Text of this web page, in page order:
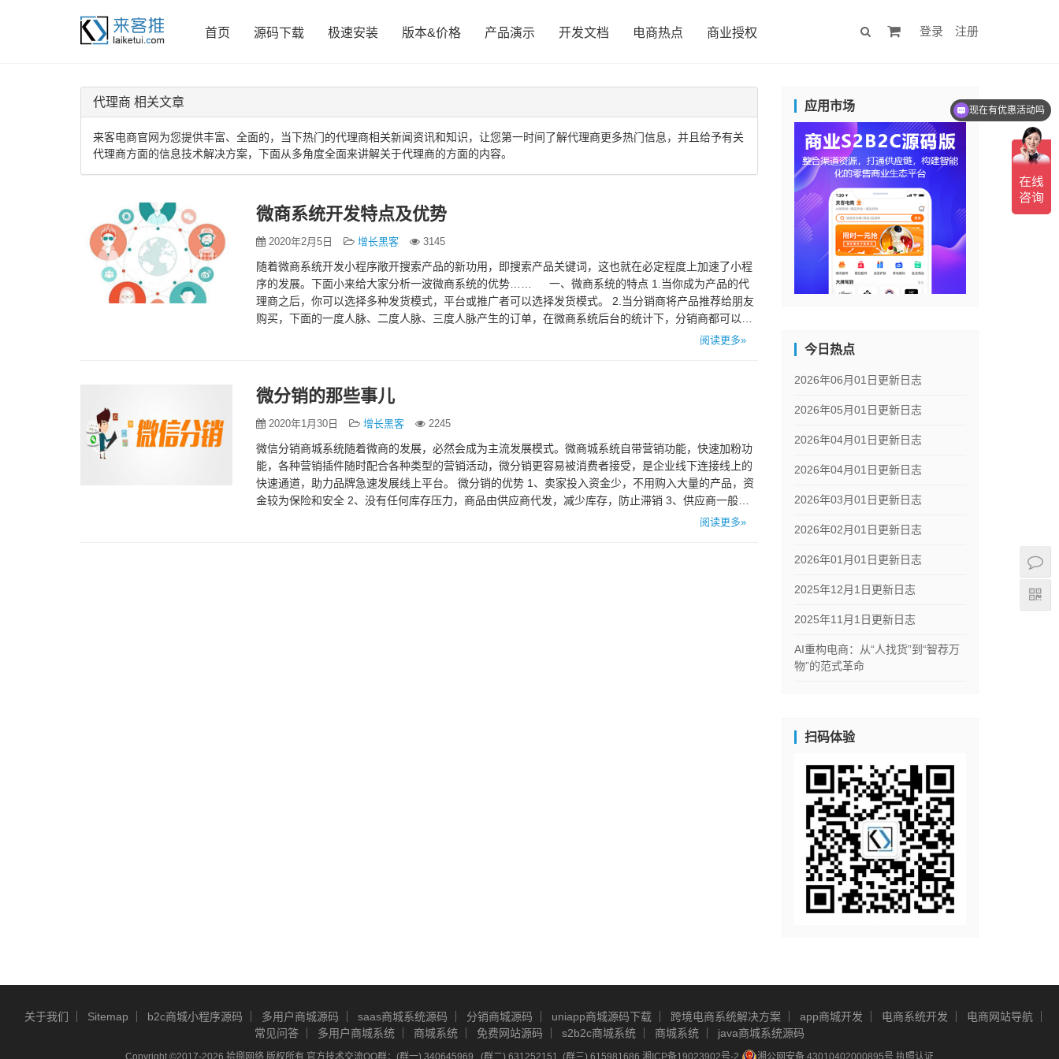
首页 源码下载 极速安装 版本&价格 产品演示 开发文档 电商热点 商业授权 登录 注册
代理商 相关文章
来客电商官网为您提供丰富、全面的，当下热门的代理商相关新闻资讯和知识，让您第一时间了解代理商更多热门信息，并且给予有关
代理商方面的信息技术解决方案，下面从多角度全面来讲解关于代理商的方面的内容。
微商系统开发特点及优势
2020年2月5日 增长黑客 3145
随着微商系统开发小程序敞开搜索产品的新功用，即搜索产品关键词，这也就在必定程度上加速了小程
序的发展。下面小来给大家分析一波微商系统的优势…… 一、微商系统的特点 1.当你成为产品的代
理商之后，你可以选择多种发货模式，平台或推广者可以选择发货模式。 2.当分销商将产品推荐给朋友
购买，下面的一度人脉、二度人脉、三度人脉产生的订单，在微商系统后台的统计下，分销商都可以获
阅读更多»
微分销的那些事儿
2020年1月30日 增长黑客 2245
微信分销商城系统随着微商的发展，必然会成为主流发展模式。微商城系统自带营销功能，快速加粉功
能，各种营销插件随时配合各种类型的营销活动，微分销更容易被消费者接受，是企业线下连接线上的
快速通道，助力品牌急速发展线上平台。 微分销的优势 1、卖家投入资金少，不用购入大量的产品，资
金较为保险和安全 2、没有任何库存压力，商品由供应商代发，减少库存，防止滞销 3、供应商一般都
阅读更多»
应用市场
今日热点
2026年06月01日更新日志
2026年05月01日更新日志
2026年04月01日更新日志
2026年04月01日更新日志
2026年03月01日更新日志
2026年02月01日更新日志
2026年01月01日更新日志
2025年12月1日更新日志
2025年11月1日更新日志
AI重构电商：从“人找货”到“智荐万
物”的范式革命
扫码体验
关于我们 Sitemap b2c商城小程序源码 多用户商城源码 saas商城系统源码 分销商城源码 uniapp商城源码下载 跨境电商系统解决方案 app商城开发 电商系统开发
电商网站导航
常见问答
多用户商城系统 商城系统 免费网站源码 s2b2c商城系统 商城系统 java商城系统源码
Copyright ©2017-2026 拾捌网络 版权所有 官方技术交流QQ群：(群一) 340645969 , (群二) 631252151, (群三) 615981686 湘ICP备19023902号-2 湘公网安备 43010402000895号 执照认证
现在有优惠活动吗